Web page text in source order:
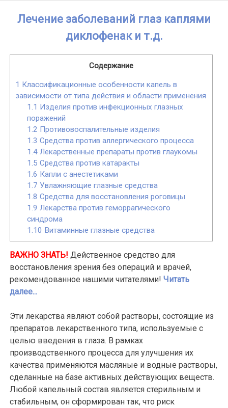
Лечение заболеваний глаз каплями
диклофенак и т.д.
Содержание
1
Классификационные особенности капель в
зависимости от типа действия и области применения
1.1
Изделия против инфекционных глазных
поражений
1.2 Противовоспалительные изделия
1.3 Средства против аллергического процесса
1.4Лекарственные препараты против глаукомы
1.5 Средства против катаракты
1.6 Капли с анестетиками
1.7 Увлажняющие глазные средства
1.8 Средства для восстановления роговицы
1.9 Лекарства против геморрагического
синдрома
1.10 Витаминные глазные средства
ВАЖНО ЗНАТЬ! Действенное средство для
восстановления зрения без операций и врачей,
рекомендованное нашими читателями!Читать
далее...
Эти лекарства являют собой растворы, состоящие из
препаратов лекарственного типа, используемые с
целью введения в глаза. В рамках
производственного процесса для улучшения их
качества применяются масляные и водные растворы,
сделанные на базе активных действующих веществ.
Любой капельный состав является стерильным и
стабильным, он сформирован так, что риск